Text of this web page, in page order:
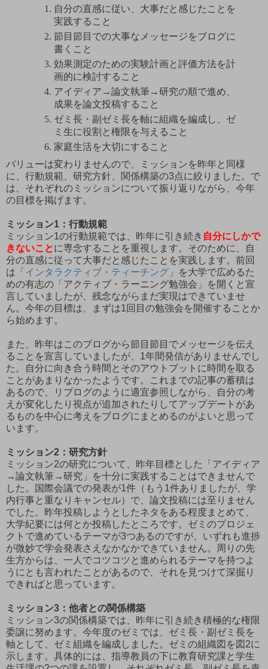
自分の直感に従い、大事だと感じたことを
実践すること
節目節目での大事なメッセージをブログに
書くこと
効果測定のための実験計画と評価方法を計
画的に検討すること
アイディア→論文執筆→研究の順で進め、
成果を論文投稿すること
ゼミ長・副ゼミ長を軸に組織を編成し、ゼ
ミ生に役割と権限を与えること
家庭生活を大切にすること
バリューは変わりませんので、ミッションを昨年と同様
に、行動規範、研究方針、関係構築の3点に絞りました。で
は、それぞれのミッションについて振り返りながら、今年
の目標を掲げます。
ミッション1：行動規範
ミッション1の行動規範では、昨年に引き続き 自分にしかで
きないことに専念することを重視します。そのために、自
分の直感に従って大事だと感じたことを実践します。前回
は「 インタラクティブ・ティーチング 」を大学で広めるた
めの有志の「アクティブ・ラーニング勉強会」を開くと宣
言していましたが、残念ながらまだ実現はできていませ
ん。今年の目標は、まずは1回目の勉強会を開催することか
ら始めます。
また、昨年はこのブログから節目節目でメッセージを伝え
ることを宣言していましたが、1年間発信がありませんでし
た。自分に向き合う時間とそのアウトプットに時間を取る
ことがあまりなかったようです。これまでの記事の蓄積は
あるので、リブログのように適宜参照しながら、自分の考
えが変化したり視点が追加されたりしてアップデートがあ
るものを中心に考えをブログにまとめるのがよいと思って
います。
ミッション2：研究方針
ミッション2の研究について、昨年目標とした「 アイディア
→論文執筆→研究 」を十分に実践することはできませんで
した。国際会議での発表が1件（もう1件ありましたが、学
内行事と重なりキャンセル）で、論文投稿には至りません
でした。昨年投稿しようとしたネタをある程度まとめて、
大学紀要には何とか投稿したところです。ゼミのプロジェ
クトで進めているテーマが3つあるのですが、いずれも進捗
が微妙で学会発表さえなかなかできていません。周りの先
生方からは、一人でコツコツと進められるテーマを持つよ
うにとも言われたことがあるので、それを見つけて深掘り
できればと思っています。
ミッション3：他者との関係構築
ミッション3の関係構築では、昨年に引き続き積極的な権限
委譲に努めます。今年度のゼミでは、ゼミ長・副ゼミ長を
軸として、ゼミ組織を編成しました。ゼミの組織図を図2に
示します。具体的には、指導教員の下に教育研究課と学生